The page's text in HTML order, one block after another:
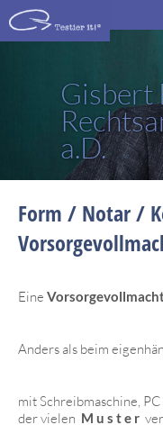
Gisbert
a.D.
Form / Notar /
Eine
Anders als beim
mit Schreibmaschine,
der vielen M u s t e r